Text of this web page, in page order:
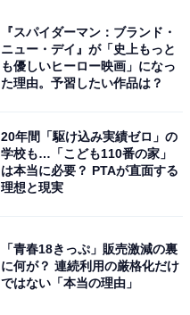
『スパイダーマン：ブランド・
ニュー・デイ』が「史上もっと
も優しいヒーロー映画」になっ
た理由。予習したい作品は？
20年間「駆け込み実績ゼロ」の
学校も…「こども110番の家」
は本当に必要？ PTAが直面する
理想と現実
「青春18きっぷ」販売激減の裏
に何が？ 連続利用の厳格化だけ
ではない「本当の理由」